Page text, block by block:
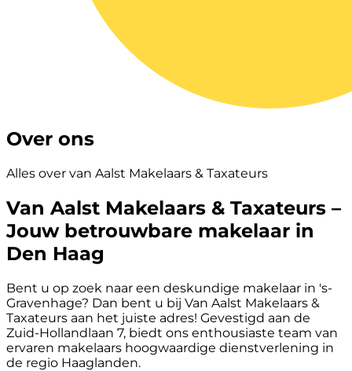
Over ons
Alles over van Aalst Makelaars & Taxateurs
Van Aalst Makelaars & Taxateurs –
Jouw betrouwbare makelaar in
Den Haag
Bent u op zoek naar een deskundige makelaar in 's-
Gravenhage? Dan bent u bij Van Aalst Makelaars &
Taxateurs aan het juiste adres! Gevestigd aan de
Zuid-Hollandlaan 7, biedt ons enthousiaste team van
ervaren makelaars hoogwaardige dienstverlening in
de regio Haaglanden.